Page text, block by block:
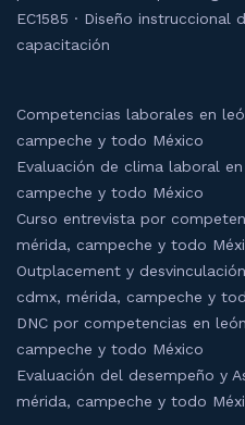
EC1585 · Diseño
capacitación
Competencias laborales en
campeche y todo México
Evaluación de clima laboral
campeche y todo México
Curso entrevista por
mérida, campeche y todo
Outplacement y
cdmx, mérida, campeche y
DNC por competencias en
campeche y todo México
Evaluación del desempeño y
mérida, campeche y todo